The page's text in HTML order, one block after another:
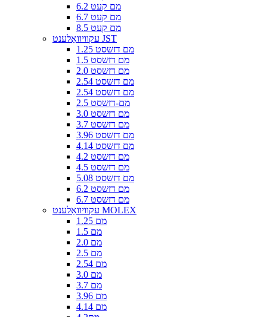
6.2 מם קעט
6.7 מם קעט
8.5 מם קעט
עקוויוואַלענט JST
1.25 מם דזשסט
1.5 מם דזשסט
2.0 מם דזשסט
2.54 מם דזשסט
2.54 מם דזשסט
2.5 מם-דזשסט
3.0 מם דזשסט
3.7 מם דזשסט
3.96 מם דזשסט
4.14 מם דזשסט
4.2 מם דזשסט
4.5 מם דזשסט
5.08 מם דזשסט
6.2 מם דזשסט
6.7 מם דזשסט
עקוויוואַלענט MOLEX
1.25 מם
1.5 מם
2.0 מם
2.5 מם
2.54 מם
3.0 מם
3.7 מם
3.96 מם
4.14 מם